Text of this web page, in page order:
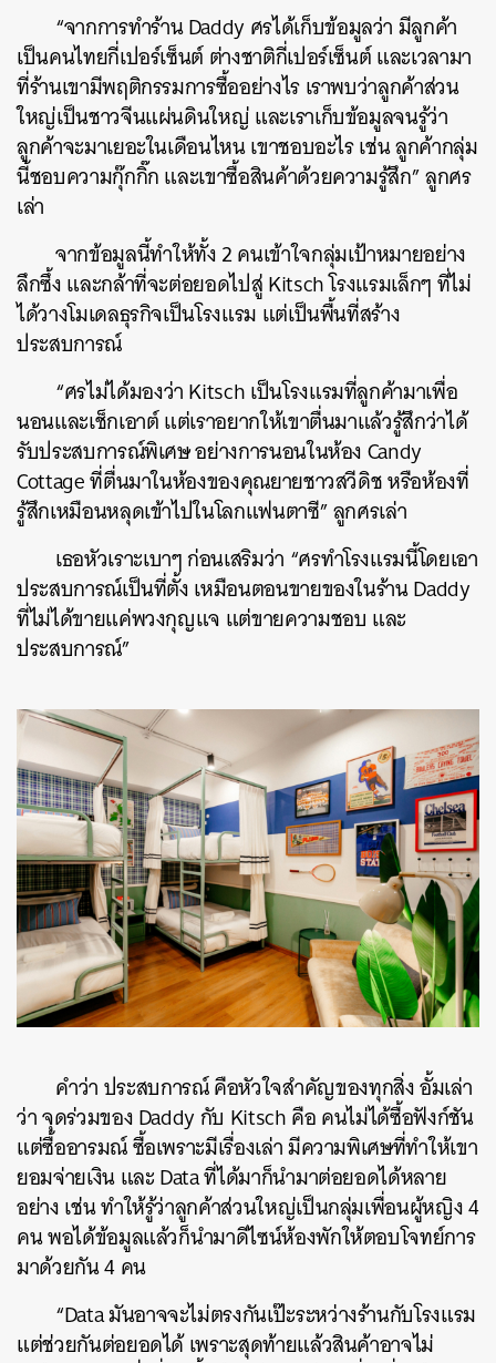
“จากการทำร้าน Daddy ศรได้เก็บข้อมูลว่า มีลูกค้า
เป็นคนไทยกี่เปอร์เซ็นต์ ต่างชาติกี่เปอร์เซ็นต์ และเวลามา
ที่ร้านเขามีพฤติกรรมการซื้ออย่างไร เราพบว่าลูกค้าส่วน
ใหญ่เป็นชาวจีนแผ่นดินใหญ่ และเราเก็บข้อมูลจนรู้ว่า
ลูกค้าจะมาเยอะในเดือนไหน เขาชอบอะไร เช่น ลูกค้ากลุ่ม
นี้ชอบความกุ๊กกิ๊ก และเขาซื้อสินค้าด้วยความรู้สึก” ลูกศร
เล่า
จากข้อมูลนี้ทำให้ทั้ง 2 คนเข้าใจกลุ่มเป้าหมายอย่าง
ลึกซึ้ง และกล้าที่จะต่อยอดไปสู่ Kitsch โรงแรมเล็กๆ ที่ไม่
ได้วางโมเดลธุรกิจเป็นโรงแรม แต่เป็นพื้นที่สร้าง
ประสบการณ์
“ศรไม่ได้มองว่า Kitsch เป็นโรงแรมที่ลูกค้ามาเพื่อ
นอนและเช็กเอาต์ แต่เราอยากให้เขาตื่นมาแล้วรู้สึกว่าได้
รับประสบการณ์พิเศษ อย่างการนอนในห้อง Candy
Cottage ที่ตื่นมาในห้องของคุณยายชาวสวีดิช หรือห้องที่
รู้สึกเหมือนหลุดเข้าไปในโลกแฟนตาซี” ลูกศรเล่า
เธอหัวเราะเบาๆ ก่อนเสริมว่า “ศรทำโรงแรมนี้โดยเอา
ประสบการณ์เป็นที่ตั้ง เหมือนตอนขายของในร้าน Daddy
ที่ไม่ได้ขายแค่พวงกุญแจ แต่ขายความชอบ และ
ประสบการณ์”
คำว่า ประสบการณ์ คือหัวใจสำคัญของทุกสิ่ง อั้มเล่า
ว่า จุดร่วมของ Daddy กับ Kitsch คือ คนไม่ได้ซื้อฟังก์ชัน
แต่ซื้ออารมณ์ ซื้อเพราะมีเรื่องเล่า มีความพิเศษที่ทำให้เขา
ยอมจ่ายเงิน และ Data ที่ได้มาก็นำมาต่อยอดได้หลาย
อย่าง เช่น ทำให้รู้ว่าลูกค้าส่วนใหญ่เป็นกลุ่มเพื่อนผู้หญิง 4
คน พอได้ข้อมูลแล้วก็นำมาดีไซน์ห้องพักให้ตอบโจทย์การ
มาด้วยกัน 4 คน
“Data มันอาจจะไม่ตรงกันเป๊ะระหว่างร้านกับโรงแรม
แต่ช่วยกันต่อยอดได้ เพราะสุดท้ายแล้วสินค้าอาจไม่